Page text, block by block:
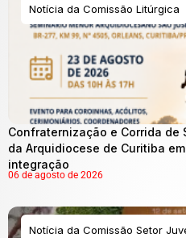
Notícia da Comissão Litúrgica
Confraternização e Corrida de
da Arquidiocese de Curitiba
integração
06 de agosto de 2026
Notícia da Comissão Setor